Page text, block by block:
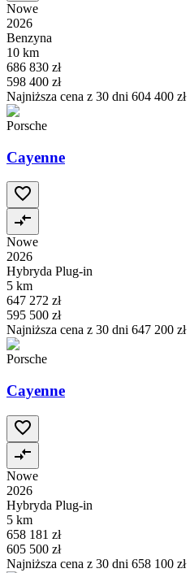
Nowe
2026
Benzyna
10 km
686 830 zł
598 400 zł
Najniższa cena z 30 dni 604 400 zł
Porsche
Cayenne
Nowe
2026
Hybryda Plug-in
5 km
647 272 zł
595 500 zł
Najniższa cena z 30 dni 647 200 zł
Porsche
Cayenne
Nowe
2026
Hybryda Plug-in
5 km
658 181 zł
605 500 zł
Najniższa cena z 30 dni 658 100 zł